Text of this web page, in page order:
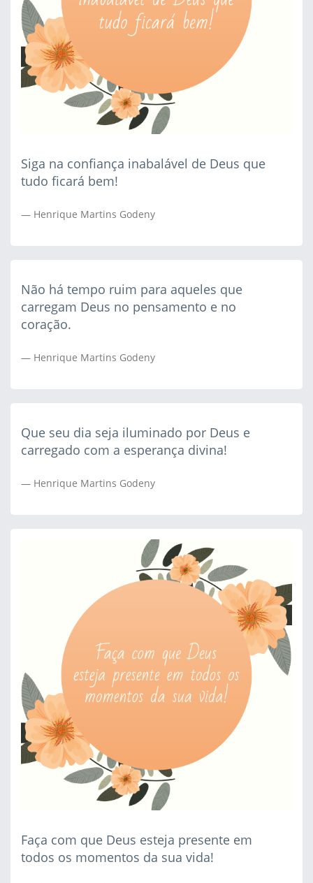
Siga na confiança inabalável de Deus que
tudo ficará bem!
Henrique Martins Godeny
Não há tempo ruim para aqueles que
carregam Deus no pensamento e no
coração.
Henrique Martins Godeny
Que seu dia seja iluminado por Deus e
carregado com a esperança divina!
Henrique Martins Godeny
Faça com que Deus esteja presente em
todos os momentos da sua vida!